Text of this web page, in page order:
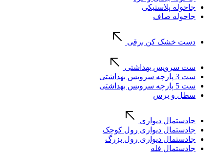
جاحوله پلاستیکی
جاحوله صاف
دست خشک کن برقی
ست سرویس بهداشتی
ست 3 پارچه سرویس بهداشتی
ست 5 پارچه سرویس بهداشتی
سطل و برس
جادستمال دیواری
جادستمال دیواری رول کوچک
جادستمال دیواری رول بزرگ
جادستمال فله